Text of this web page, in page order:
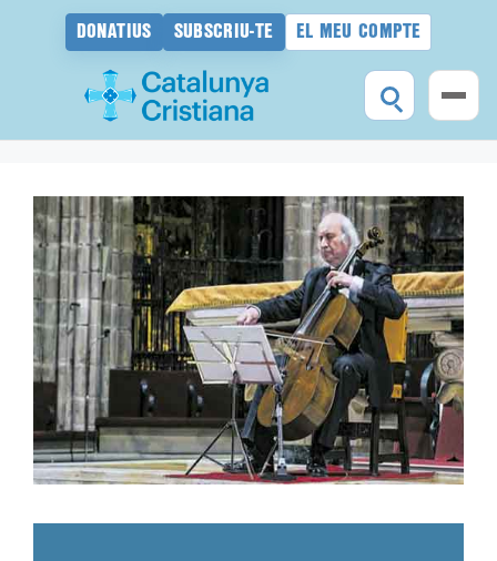
DONATIUS SUBSCRIU-TE EL MEU COMPTE